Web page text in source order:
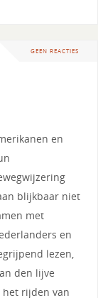
GEEN REACTIES
en
blijkbaar niet
met
en
lezen,
den lijve
rijden van